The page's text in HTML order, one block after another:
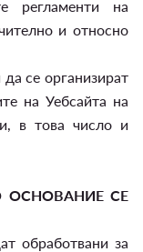
регламенти на
и относно
се организират
на Уебсайта на
в това число и
ОСНОВАНИЕ СЕ
обработвани за